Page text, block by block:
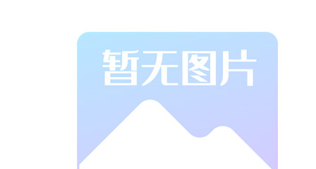
研发投入和市
场实践，为用
户提供了品质